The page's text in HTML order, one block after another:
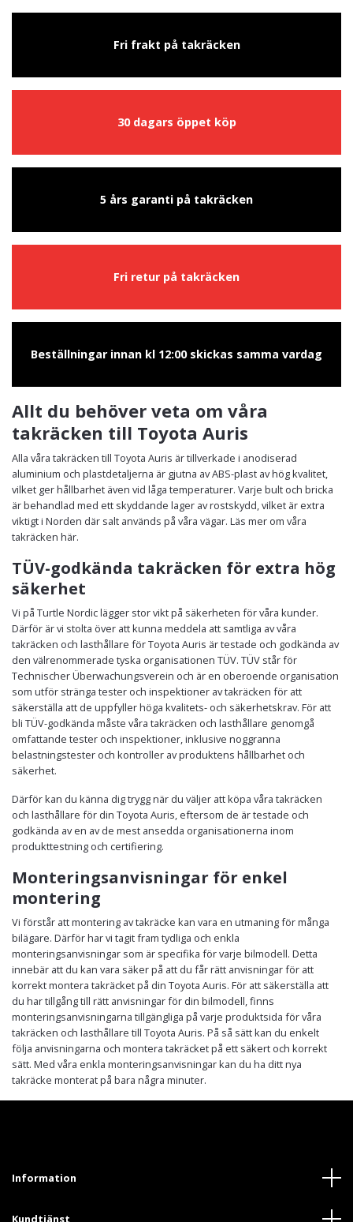
Fri frakt på takräcken
30 dagars öppet köp
5 års garanti på takräcken
Fri retur på takräcken
Beställningar innan kl 12:00 skickas samma vardag
Allt du behöver veta om våra
takräcken till Toyota Auris
Alla våra takräcken till Toyota Auris är tillverkade i anodiserad
aluminium och plastdetaljerna är gjutna av ABS-plast av hög kvalitet,
vilket ger hållbarhet även vid låga temperaturer. Varje bult och bricka
är behandlad med ett skyddande lager av rostskydd, vilket är extra
viktigt i Norden där salt används på våra vägar. Läs mer om våra
takräcken här.
TÜV-godkända takräcken för extra hög
säkerhet
Vi på Turtle Nordic lägger stor vikt på säkerheten för våra kunder.
Därför är vi stolta över att kunna meddela att samtliga av våra
takräcken och lasthållare för Toyota Auris är testade och godkända av
den välrenommerade tyska organisationen TÜV. TÜV står för
Technischer Überwachungsverein och är en oberoende organisation
som utför stränga tester och inspektioner av takräcken för att
säkerställa att de uppfyller höga kvalitets- och säkerhetskrav. För att
bli TÜV-godkända måste våra takräcken och lasthållare genomgå
omfattande tester och inspektioner, inklusive noggranna
belastningstester och kontroller av produktens hållbarhet och
säkerhet.
Därför kan du känna dig trygg när du väljer att köpa våra takräcken
och lasthållare för din Toyota Auris, eftersom de är testade och
godkända av en av de mest ansedda organisationerna inom
produkttestning och certifiering.
Monteringsanvisningar för enkel
montering
Vi förstår att montering av takräcke kan vara en utmaning för många
bilägare. Därför har vi tagit fram tydliga och enkla
monteringsanvisningar som är specifika för varje bilmodell. Detta
innebär att du kan vara säker på att du får rätt anvisningar för att
korrekt montera takräcket på din Toyota Auris. För att säkerställa att
du har tillgång till rätt anvisningar för din bilmodell, finns
monteringsanvisningarna tillgängliga på varje produktsida för våra
takräcken och lasthållare till Toyota Auris. På så sätt kan du enkelt
följa anvisningarna och montera takräcket på ett säkert och korrekt
sätt. Med våra enkla monteringsanvisningar kan du ha ditt nya
takräcke monterat på bara några minuter.
Information
Kundtjänst